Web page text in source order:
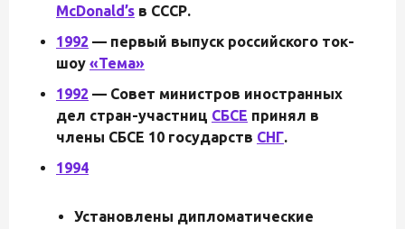
McDonald’s в СССР.
1992 — первый выпуск российского ток-
шоу «Тема»
1992 — Совет министров иностранных
дел стран-участниц СБСЕ принял в
члены СБСЕ 10 государств СНГ.
1994
Установлены дипломатические